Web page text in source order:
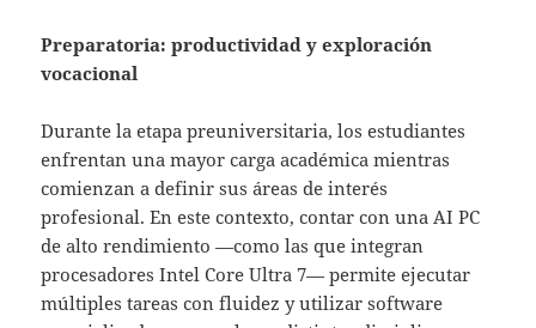
Preparatoria: productividad y exploración
vocacional
Durante la etapa preuniversitaria, los estudiantes
enfrentan una mayor carga académica mientras
comienzan a definir sus áreas de interés
profesional. En este contexto, contar con una AI PC
de alto rendimiento —como las que integran
procesadores Intel Core Ultra 7— permite ejecutar
múltiples tareas con fluidez y utilizar software